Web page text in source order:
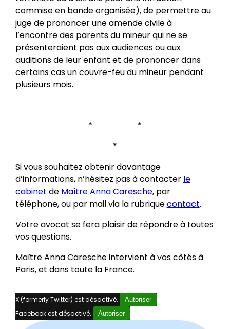
commise en bande organisée), de permettre au
juge de prononcer une amende civile à
l’encontre des parents du mineur qui ne se
présenteraient pas aux audiences ou aux
auditions de leur enfant et de prononcer dans
certains cas un couvre-feu du mineur pendant
plusieurs mois.
* *
*
Si vous souhaitez obtenir davantage
d’informations, n’hésitez pas à contacter le
cabinet de Maître Anna Caresche, par
téléphone, ou par mail via la rubriquecontact.
Votre avocat se fera plaisir de répondre à toutes
vos questions.
Maître Anna Caresche intervient à vos côtés à
Paris, et dans toute la France.
X (formerly Twitter) est désactivé. Autoriser
Facebook est désactivé. Autoriser